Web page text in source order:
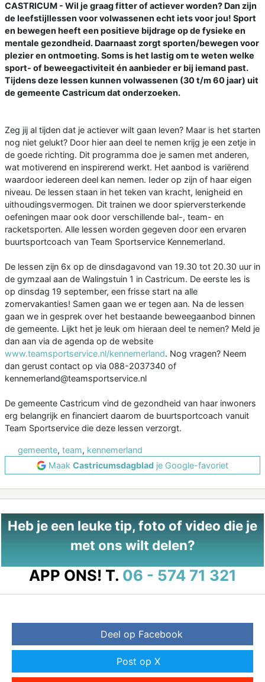
CASTRICUM - Wil je graag fitter of actiever worden? Dan zijn
de leefstijllessen voor volwassenen echt iets voor jou! Sport
en bewegen heeft een positieve bijdrage op de fysieke en
mentale gezondheid. Daarnaast zorgt sporten/bewegen voor
plezier en ontmoeting. Soms is het lastig om te weten welke
sport- of beweegactiviteit én aanbieder er bij iemand past.
Tijdens deze lessen kunnen volwassenen (30 t/m 60 jaar) uit
de gemeente Castricum dat onderzoeken.
Zeg jij al tijden dat je actiever wilt gaan leven? Maar is het starten
nog niet gelukt? Door hier aan deel te nemen krijg je een zetje in
de goede richting. Dit programma doe je samen met anderen,
wat motiverend en inspirerend werkt. Het aanbod is variërend
waardoor iedereen deel kan nemen. Ieder op zijn of haar eigen
niveau. De lessen staan in het teken van kracht, lenigheid en
uithoudingsvermogen. Dit trainen we door spierversterkende
oefeningen maar ook door verschillende bal-, team- en
racketsporten. Alle lessen worden gegeven door een ervaren
buurtsportcoach van Team Sportservice Kennemerland.
De lessen zijn 6x op de dinsdagavond van 19.30 tot 20.30 uur in
de gymzaal aan de Walingstuin 1 in Castricum. De eerste les is
op dinsdag 19 september, een frisse start na alle
zomervakanties! Samen gaan we er tegen aan. Na de lessen
gaan we in gesprek over het bestaande beweegaanbod binnen
de gemeente. Lijkt het je leuk om hieraan deel te nemen? Meld je
dan aan via de agenda op de website
www.teamsportservice.nl/kennemerland. Nog vragen? Neem
dan gerust contact op via 088-2037340 of
kennemerland@teamsportservice.nl
De gemeente Castricum vind de gezondheid van haar inwoners
erg belangrijk en financiert daarom de buurtsportcoach vanuit
Team Sportservice die deze lessen verzorgt.
gemeente, team, kennemerland
Maak Castricumsdagblad je Google-favoriet
Heb je een leuke tip, foto of video die je
met ons wilt delen?
APP ONS! T. 06 - 574 71 321
Deel op Facebook
Post op X